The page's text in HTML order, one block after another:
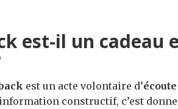
est-il un cadeau
est un acte volontaire d’
constructif, c’est